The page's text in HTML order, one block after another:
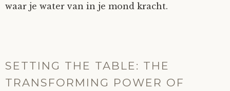
waar je water van in je mond kracht.
SETTING THE TABLE: THE
TRANSFORMING POWER OF